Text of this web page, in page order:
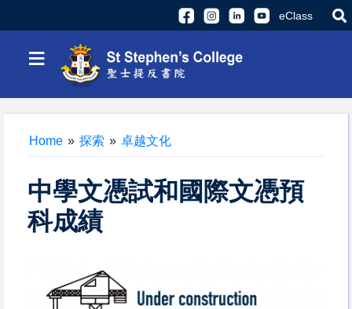
eClass
≡
Home » 探索 » 卓越文化
中學文憑試和國際文憑預
科成績